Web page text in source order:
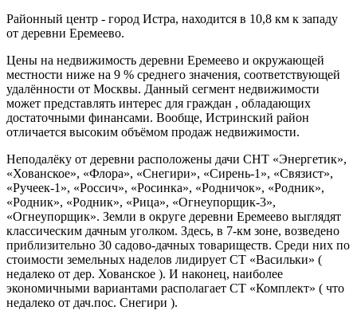
Районный центр - город Истра, находится в 10,8 км к западу
от деревни Еремеево.
Цены на недвижимость деревни Еремеево и окружающей
местности ниже на 9 % среднего значения, соответствующей
удалённости от Москвы. Данный сегмент недвижимости
может представлять интерес для граждан , обладающих
достаточными финансами. Вообще, Истринский район
отличается высоким объёмом продаж недвижимости.
Неподалёку от деревни расположены дачи СНТ «Энергетик»,
«Хованское», «Флора», «Снегири», «Сирень-1», «Связист»,
«Ручеек-1», «Россич», «Росинка», «Родничок», «Родник»,
«Родник», «Родник», «Рица», «Огнеупорщик-3»,
«Огнеупорщик». Земли в округе деревни Еремеево выглядят
классическим дачным уголком. Здесь, в 7-км зоне, возведено
приблизительно 30 садово-дачных товариществ. Среди них по
стоимости земельных наделов лидирует СТ «Васильки» (
недалеко от дер. Хованское ). И наконец, наиболее
экономичными вариантами располагает СТ «Комплект» ( что
недалеко от дач.пос. Снегири ).